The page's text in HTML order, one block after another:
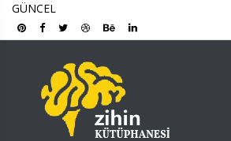
GÜNCEL